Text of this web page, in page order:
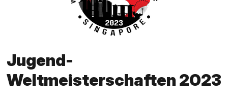
Jugend-
Weltmeisterschaften 2023